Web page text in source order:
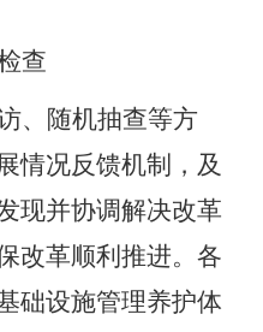
查
、随机抽查等方
情况反馈机制，及
现并协调解决改革
改革顺利推进。各
础设施管理养护体